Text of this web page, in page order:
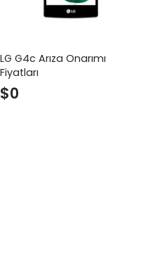
LG G4c Arıza Onarımı
Fiyatları
$0